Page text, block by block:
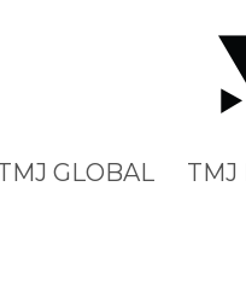
GLOBAL TMJ